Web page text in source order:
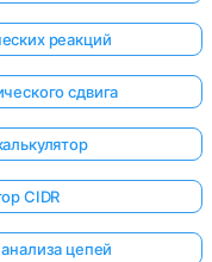
реакций
сдвига
CIDR
цепей